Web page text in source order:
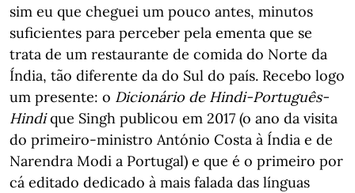
sim eu que cheguei um pouco antes, minutos
suficientes para perceber pela ementa que se
trata de um restaurante de comida do Norte da
Índia, tão diferente da do Sul do país. Recebo logo
um presente: o Dicionário de Hindi-Português-
Hindique Singh publicou em 2017 (o ano da visita
do primeiro-ministro António Costa à Índia e de
Narendra Modi a Portugal) e que é o primeiro por
cá editado dedicado à mais falada das línguas